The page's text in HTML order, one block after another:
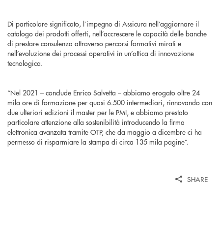
Di particolare significato, l’impegno di Assicura nell’aggiornare il
catalogo dei prodotti offerti, nell’accrescere le capacità delle banche
di prestare consulenza attraverso percorsi formativi mirati e
nell’evoluzione dei processi operativi in un’ottica di innovazione
tecnologica.
“Nel 2021 – conclude Enrico Salvetta – abbiamo erogato oltre 24
mila ore di formazione per quasi 6.500 intermediari, rinnovando con
due ulteriori edizioni il master per le PMI, e abbiamo prestato
particolare attenzione alla sostenibilità introducendo la firma
elettronica avanzata tramite OTP, che da maggio a dicembre ci ha
permesso di risparmiare la stampa di circa 135 mila pagine”.
SHARE